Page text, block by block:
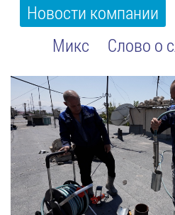
Новости компании
Микс
Слово о